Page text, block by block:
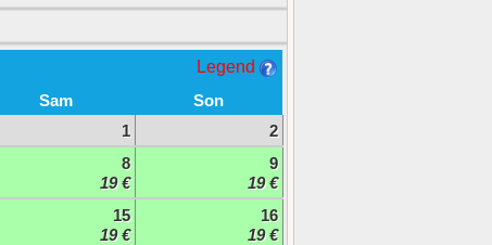
Legend
Sam
Son
1
2
8
19 €
9
19 €
15
19 €
16
19 €